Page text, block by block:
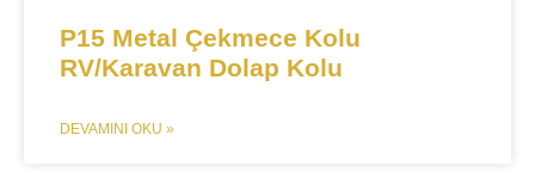
P15 Metal Çekmece Kolu
RV/Karavan Dolap Kolu
DEVAMINI OKU »